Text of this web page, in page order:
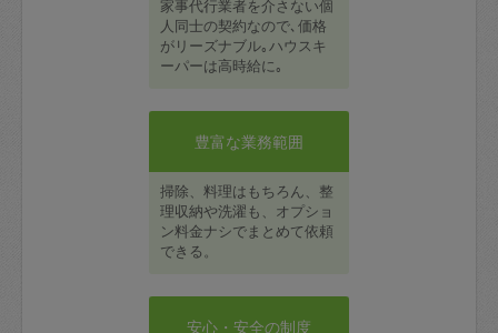
家事代行業者を介さない個
人同士の契約なので､価格
がリーズナブル｡ハウスキ
ーパーは高時給に｡
豊富な業務範囲
掃除、料理はもちろん、整
理収納や洗濯も、オプショ
ン料金ナシでまとめて依頼
できる。
安心・安全の制度